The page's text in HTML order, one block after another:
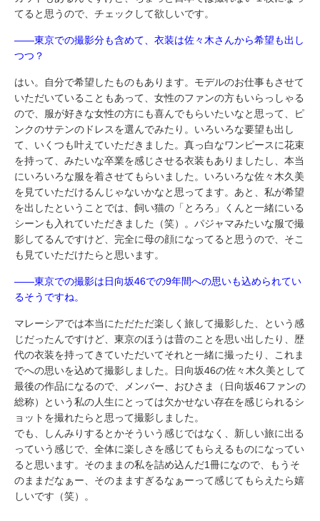
てると思うので、チェックして欲しいです。
――東京での撮影分も含めて、衣装は佐々木さんから希望も出し
つつ？
はい。自分で希望したものもあります。モデルのお仕事もさせて
いただいていることもあって、女性のファンの方もいらっしゃる
ので、服が好きな女性の方にも喜んでもらいたいなと思って、ピ
ンクのサテンのドレスを選んでみたり。いろいろな要望も出し
て、いくつも叶えていただきました。真っ白なワンピースに花束
を持って、みたいな卒業を感じさせる衣装もありましたし、本当
にいろいろな服を着させてもらいました。いろいろな佐々木久美
を見ていただけるんじゃないかなと思ってます。あと、私が希望
を出したということでは、飼い猫の「とろろ」くんと一緒にいる
シーンも入れていただきました（笑）。パジャマみたいな服で撮
影してるんですけど、完全に母の顔になってると思うので、そこ
も見ていただけたらと思います。
――東京での撮影は日向坂46での9年間への思いも込められてい
るそうですね。
マレーシアでは本当にただただ楽しく旅して撮影した、という感
じだったんですけど、東京のほうは昔のことを思い出したり、歴
代の衣装を持ってきていただいてそれと一緒に撮ったり、これま
でへの思いを込めて撮影しました。日向坂46の佐々木久美として
最後の作品になるので、メンバー、おひさま（日向坂46ファンの
総称）という私の人生にとっては欠かせない存在を感じられるシ
ョットを撮れたらと思って撮影しました。
でも、しんみりするとかそういう感じではなく、新しい旅に出る
っていう感じで、全体に楽しさを感じてもらえるものになってい
ると思います。そのままの私を詰め込んだ1冊になので、もうそ
のままだなぁー、そのまますぎるなぁーって感じてもらえたら嬉
しいです（笑）。